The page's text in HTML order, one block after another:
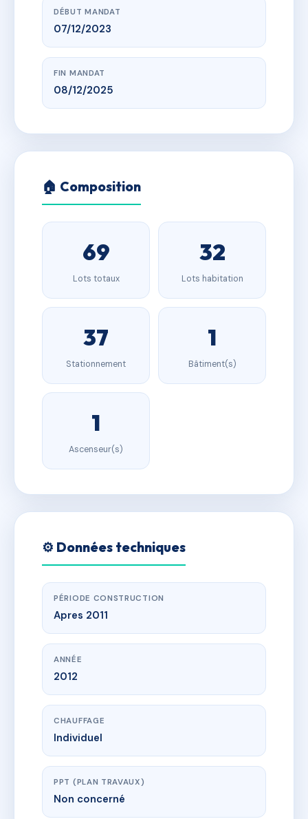
DÉBUT MANDAT
07/12/2023
FIN MANDAT
08/12/2025
🏠 Composition
69
Lots totaux
32
Lots habitation
37
Stationnement
1
Bâtiment(s)
1
Ascenseur(s)
⚙️ Données techniques
PÉRIODE CONSTRUCTION
Apres 2011
ANNÉE
2012
CHAUFFAGE
Individuel
PPT (PLAN TRAVAUX)
Non concerné